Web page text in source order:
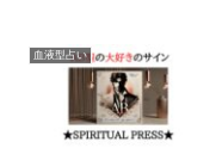
血液型占い